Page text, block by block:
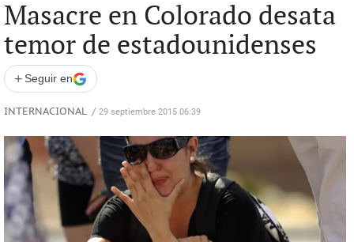
Masacre en Colorado desata
temor de estadounidenses
+ Seguir en
INTERNACIONAL / 29 septiembre 2015 06:39